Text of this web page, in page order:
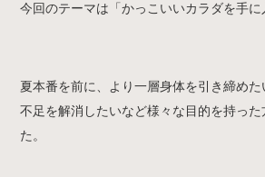
今回のテーマは「かっこいいカラダを手に
夏本番を前に、より一層身体を引き締め
不足を解消したいなど様々な目的を持った
た。